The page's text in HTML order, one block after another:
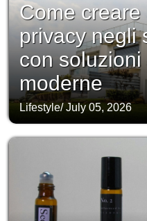
Come creare
privacy negli
con
moderne
Lifestyle/July 05, 2026